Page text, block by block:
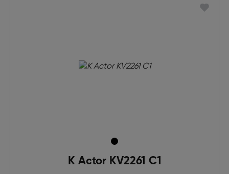
K Actor KV2261 C1